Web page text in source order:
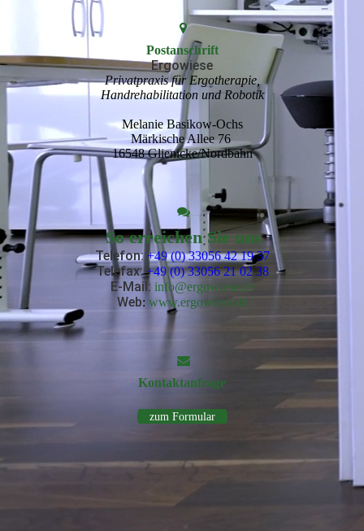
Postanschrift
Ergowiese
Privatpraxis für Ergotherapie,
Handrehabilitation und Robotik
Melanie Basikow-Ochs
Märkische Allee 76
16548 Glienicke/Nordbahn
So erreichen Sie uns
Telefon: +49 (0) 33056 42 19 37
Telefax: +49 (0) 33056 21 02 38
E-Mail: info@ergowiese.de
Web: www.ergowiese.de
Kontakt­anfrage
zum Formular